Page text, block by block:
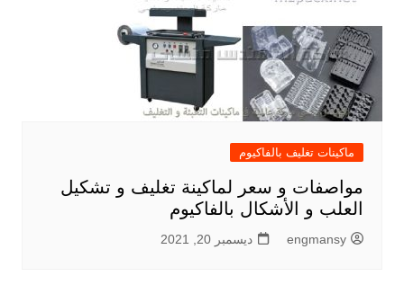
ماكينات تغليف بالفاكيوم
مواصفات و سعر لماكينة تغليف و تشكيل
العلب و الأشكال بالفاكيوم
engmansy ديسمبر 20, 2021